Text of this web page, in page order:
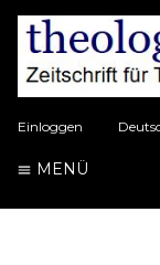
Einloggen
MENÜ